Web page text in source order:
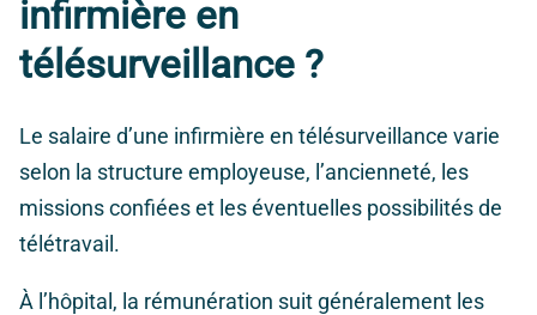
infirmière en
télésurveillance ?
Le salaire d’une infirmière en télésurveillance varie
selon la structure employeuse, l’ancienneté, les
missions confiées et les éventuelles possibilités de
télétravail.
À l’hôpital, la rémunération suit généralement les